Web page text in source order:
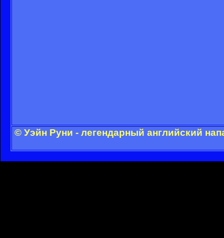
© Уэйн Руни - легендарный английский